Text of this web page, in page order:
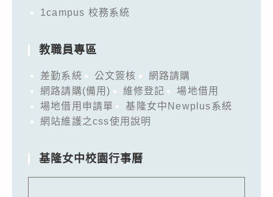
1campus 校務系統
教職員專區
差勤系統 公文簽核
網路請購
網路請購(備用)
維修登記
場地借用
場地借用申請單
基隆女中Newplus系統
網站維護之css使用說明
基隆女中校園行事曆